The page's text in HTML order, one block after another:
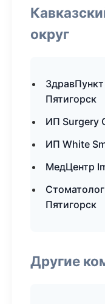
округ
Пятигорск
ИП Surgery
ИП White
МедЦентр
Пятигорск
Другие